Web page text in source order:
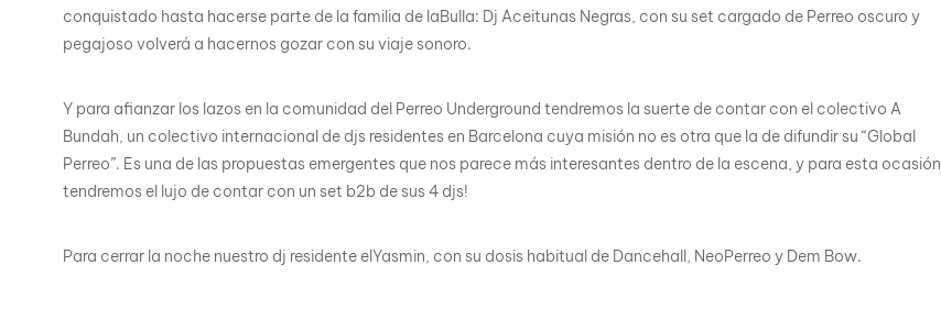
conquistado hasta hacerse parte de la familia de laBulla: Dj Aceitunas Negras, con su set cargado de Perreo oscuro y
pegajoso volverá a hacernos gozar con su viaje sonoro.
Y para afianzar los lazos en la comunidad del Perreo Underground tendremos la suerte de contar con el colectivo A
Bundah, un colectivo internacional de djs residentes en Barcelona cuya misión no es otra que la de difundir su “Global
Perreo”. Es una de las propuestas emergentes que nos parece más interesantes dentro de la escena, y para esta ocasión
tendremos el lujo de contar con un set b2b de sus 4 djs!
Para cerrar la noche nuestro dj residente elYasmin, con su dosis habitual de Dancehall, NeoPerreo y Dem Bow.